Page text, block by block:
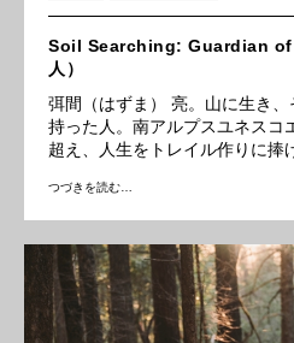
Soil Searching: Guardian
人）
弭間（はずま） 亮。山に生き
持った人。南アルプスユネスコ
超え、人生をトレイル作りに捧
つづきを読む…